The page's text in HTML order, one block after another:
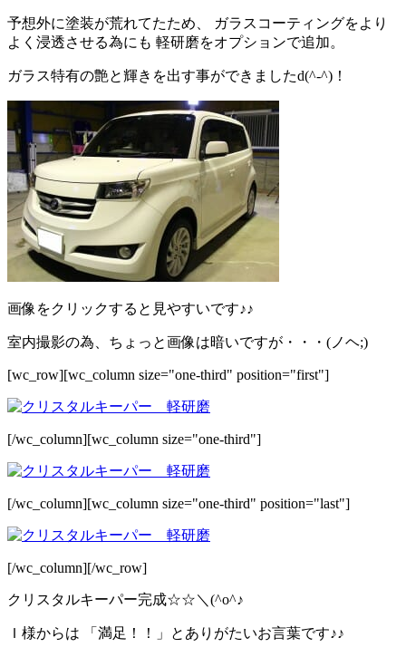
予想外に塗装が荒れてたため、 ガラスコーティングをより
よく浸透させる為にも 軽研磨をオプションで追加。
ガラス特有の艶と輝きを出す事ができましたd(^-^)！
画像をクリックすると見やすいです♪♪
室内撮影の為、ちょっと画像は暗いですが・・・(ノヘ;)
[wc_row][wc_column size="one-third" position="first"]
[/wc_column][wc_column size="one-third"]
[/wc_column][wc_column size="one-third" position="last"]
[/wc_column][/wc_row]
クリスタルキーパー完成☆☆＼(^o^♪
Ｉ様からは 「満足！！」とありがたいお言葉です♪♪